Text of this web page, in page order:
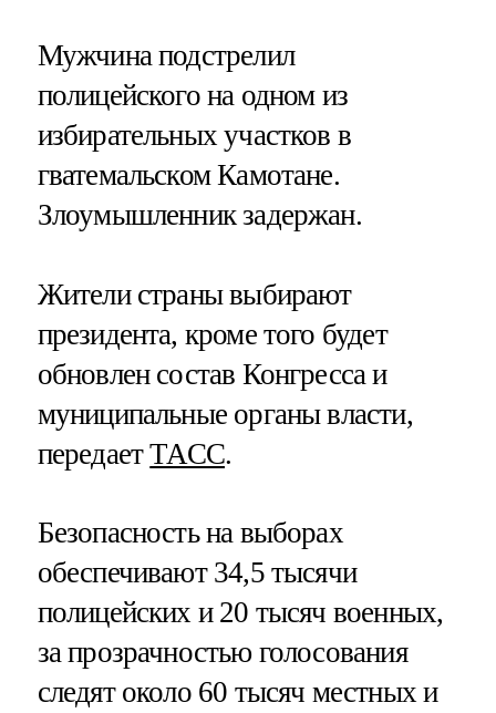
Мужчина подстрелил
полицейского на одном из
избирательных участков в
гватемальском Камотане.
Злоумышленник задержан.
Жители страны выбирают
президента, кроме того будет
обновлен состав Конгресса и
муниципальные органы власти,
передаетТАСС.
Безопасность на выборах
обеспечивают 34,5 тысячи
полицейских и 20 тысяч военных,
за прозрачностью голосования
следят около 60 тысяч местных и